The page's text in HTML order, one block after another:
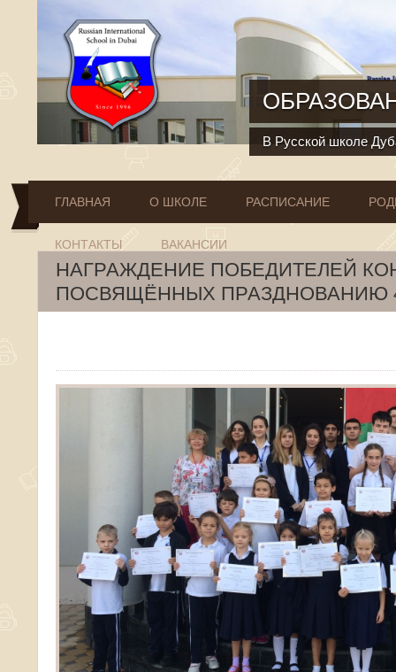
В Русской школе
ГЛАВНАЯ О ШКОЛЕ РАСПИСАНИЕ
КОНТАКТЫ ВАКАНСИИ
НАГРАЖДЕНИЕ ПОБЕДИТЕЛЕЙ
ПОСВЯЩЁННЫХ ПРАЗДНОВАНИЮ